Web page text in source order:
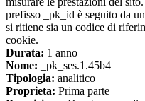
prefisso _pk_id è seguito da
si ritiene sia un codice di
cookie.
Durata: 1 anno
Nome: _pk_ses.1.45b4
Tipologia: analitico
Proprieta: Prima parte